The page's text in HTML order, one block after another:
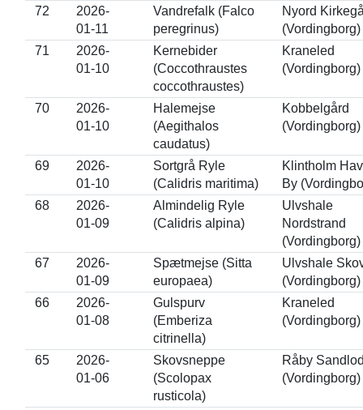
72
2026-
01-11
Vandrefalk (Falco
peregrinus)
Nyord
(Vordingborg)
71
2026-
01-10
Kernebider
(Coccothraustes
coccothraustes)
Kraneled
(Vordingborg)
70
2026-
01-10
Halemejse
(Aegithalos
caudatus)
Kobbelgård
(Vordingborg)
69
2026-
01-10
Sortgrå Ryle
(Calidris maritima)
Klintholm
By
68
2026-
01-09
Almindelig Ryle
(Calidris alpina)
Ulvshale
Nordstrand
(Vordingborg)
67
2026-
01-09
Spætmejse (Sitta
europaea)
Ulvshale
(Vordingborg)
66
2026-
01-08
Gulspurv
(Emberiza
citrinella)
Kraneled
(Vordingborg)
65
2026-
01-06
Skovsneppe
(Scolopax
rusticola)
Råby
(Vordingborg)